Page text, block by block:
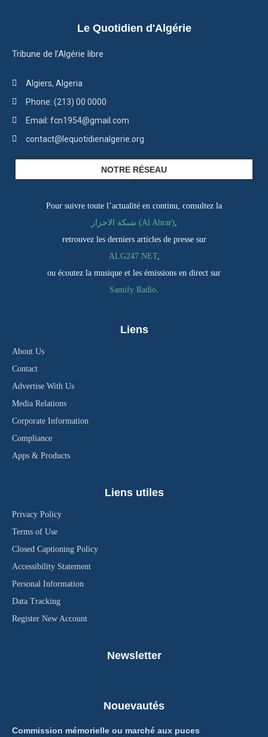
Le Quotidien d'Algérie
Tribune de l’Algérie libre
Algiers, Algeria
Phone: (213) 00 0000
Email: fcn1954@gmail.com
contact@lequotidienalgerie.org
NOTRE RÉSEAU
Pour suivre toute l’actualité en continu, consultez la
شبكة الاحرار (Al Ahrar)
retrouvez les derniers articles de presse sur
ALG247.NET,
ou écoutez la musique et les émissions en direct sur
Samify Radio
Liens
About Us
Contact
Advertise With Us
Media Relations
Corporate Information
Compliance
Apps & Products
Liens utiles
Privacy Policy
Terms of Use
Closed Captioning Policy
Accessibility Statement
Personal Information
Data Tracking
Register New Account
Newsletter
Nouevautés
Commission mémorielle ou marché aux puces